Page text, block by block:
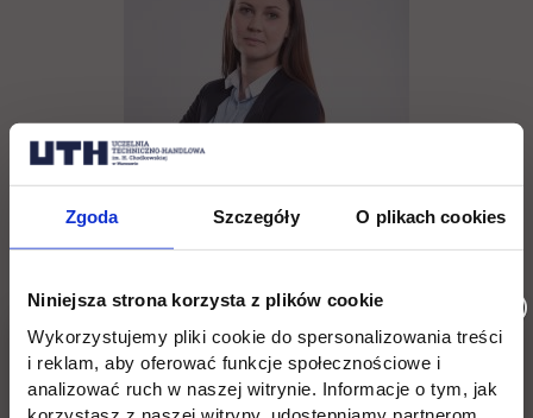
Zgoda Szczegóły O plikach cookies
Niniejsza strona korzysta z plików cookie
Wykorzystujemy pliki cookie do spersonalizowania treści
i reklam, aby oferować funkcje społecznościowe i
analizować ruch w naszej witrynie. Informacje o tym, jak
tel. (22) 262 88 89,
rekrutacja.jagiellonska@uth.edu.pl